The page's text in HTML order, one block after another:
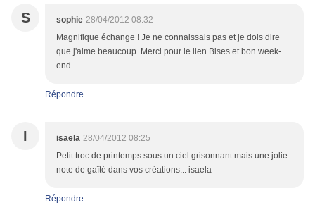
S sophie 28/04/2012 08:32
Magnifique échange ! Je ne connaissais pas et je dois dire
que j'aime beaucoup. Merci pour le lien.Bises et bon week-
end.
Répondre
I isaela 28/04/2012 08:25
Petit troc de printemps sous un ciel grisonnant mais une jolie
note de gaîté dans vos créations... isaela
Répondre